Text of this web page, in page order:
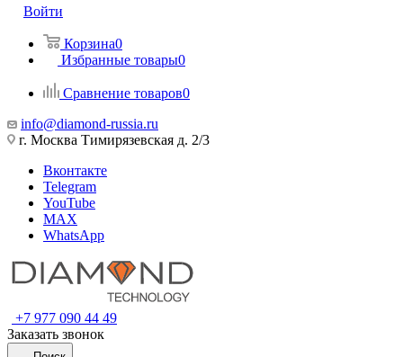
Войти
Корзина0
Избранные товары0
Сравнение товаров0
info@diamond-russia.ru
г. Москва Тимирязевская д. 2/3
Вконтакте
Telegram
YouTube
MAX
WhatsApp
+7 977 090 44 49
Заказать звонок